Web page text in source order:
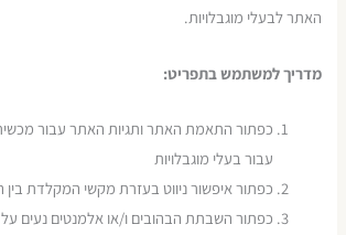
האתר לבעלי מוגבלויות.
מדריך למשתמש בתפריט:
כפתור התאמת האתר ותגיות האתר עבור מכשירי
עבור בעלי מוגבלויות
כפתור איפשור ניווט בעזרת מקשי המקלדת
כפתור השבתת הבהובים ו/או אלמנטים נעים